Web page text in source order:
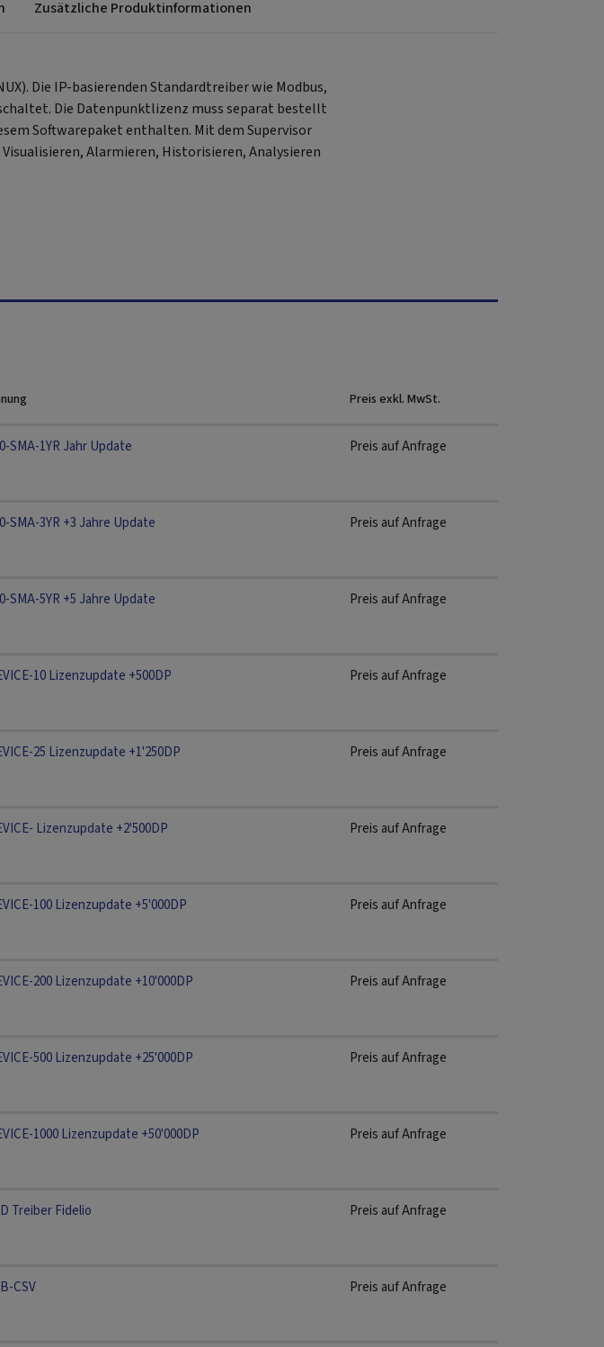
Zusätzliche Produktinformationen
Die IP-basierenden Standardtreiber wie Modbus,
Die Datenpunktlizenz muss separat bestellt
Softwarepaket enthalten. Mit dem Supervisor
Alarmieren, Historisieren, Analysieren
Preis exkl. MwSt.
SMA-1YR Jahr Update Preis auf Anfrage
SMA-3YR +3 Jahre Update Preis auf Anfrage
SMA-5YR +5 Jahre Update Preis auf Anfrage
10 Lizenzupdate +500DP Preis auf Anfrage
25 Lizenzupdate +1'250DP Preis auf Anfrage
Lizenzupdate +2'500DP Preis auf Anfrage
100 Lizenzupdate +5'000DP Preis auf Anfrage
200 Lizenzupdate +10'000DP Preis auf Anfrage
500 Lizenzupdate +25'000DP Preis auf Anfrage
1000 Lizenzupdate +50'000DP Preis auf Anfrage
Treiber Fidelio Preis auf Anfrage
CSV Preis auf Anfrage